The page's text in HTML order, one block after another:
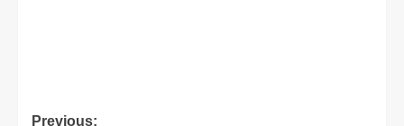
Previous: